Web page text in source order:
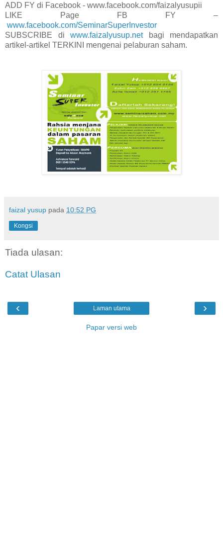
ADD FY di Facebook - www.facebook.com/faizalyusupii
LIKE Page FB FY –
www.facebook.com/SeminarSuperInvestor
SUBSCRIBE di
www.faizalyusup.net
bagi mendapatkan
artikel-artikel TERKINI mengenai pelaburan saham.
faizal yusup pada 10:52 PG
Kongsi
Tiada ulasan:
Catat Ulasan
‹ ›
Laman utama
Papar versi web